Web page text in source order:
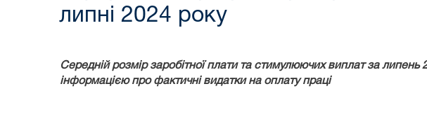
липні 2024 року
Середній розмір заробітної плати та стимулюючих виплат за липень
інформацією про фактичні видатки на оплату праці